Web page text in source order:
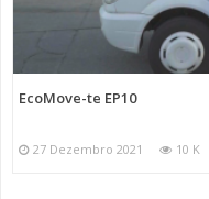
EcoMove-te EP10
27 Dezembro 2021 10 K